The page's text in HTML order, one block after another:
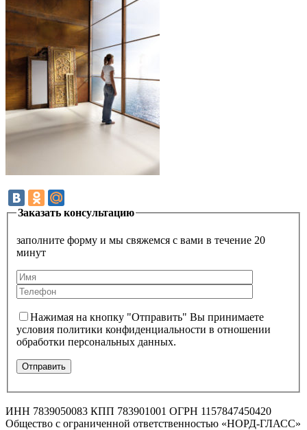
Заказать консультацию
заполните форму и мы свяжемся с вами в течение 20
минут
Нажимая на кнопку "Отправить" Вы принимаете
условия политики конфиденциальности в отношении
обработки персональных данных.
ИНН 7839050083 КПП 783901001 ОГРН 1157847450420
Общество с ограниченной ответственностью «НОРД-ГЛАСС»